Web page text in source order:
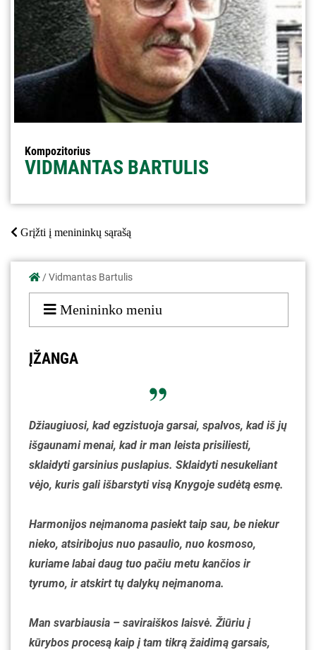
Kompozitorius
VIDMANTAS BARTULIS
Grįžti į menininkų sąrašą
/Vidmantas Bartulis
Menininko meniu
ĮŽANGA
Džiaugiuosi, kad egzistuoja garsai, spalvos, kad iš jų
išgaunami menai, kad ir man leista prisiliesti,
sklaidyti garsinius puslapius. Sklaidyti nesukeliant
vėjo, kuris gali išbarstyti visą Knygoje sudėtą esmę.
Harmonijos neįmanoma pasiekt taip sau, be niekur
nieko, atsiribojus nuo pasaulio, nuo kosmoso,
kuriame labai daug tuo pačiu metu kančios ir
tyrumo, ir atskirt tų dalykų neįmanoma.
Man svarbiausia – saviraiškos laisvė. Žiūriu į
kūrybos procesą kaip į tam tikrą žaidimą garsais,